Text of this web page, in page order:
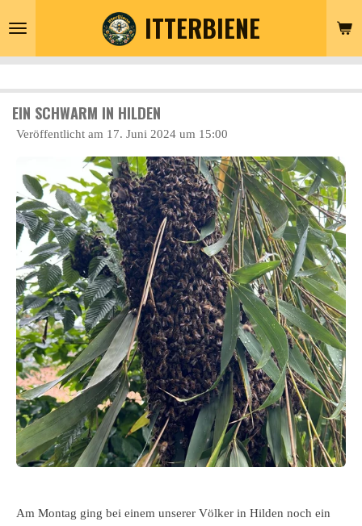
Hauptinhalt
springen
ITTERBIENE
EIN SCHWARM IN HILDEN
Veröffentlicht am 17. Juni 2024 um 15:00
Am Montag ging bei einem unserer Völker in Hilden noch ein